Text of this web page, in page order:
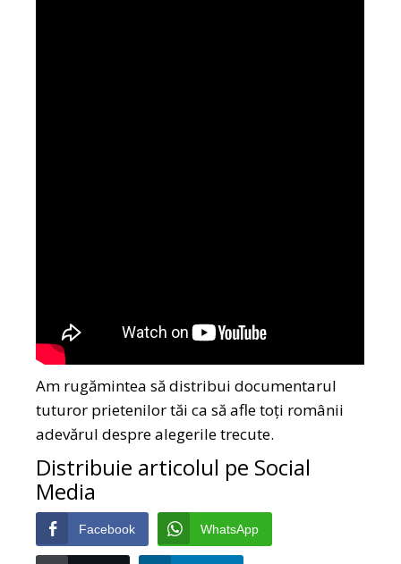
Am rugămintea să distribui documentarul
tuturor prietenilor tăi ca să afle toți românii
adevărul despre alegerile trecute.
Distribuie articolul pe Social
Media
Facebook WhatsApp